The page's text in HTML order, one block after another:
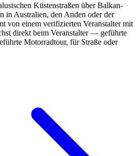
Küstenstraßen über Balkan-
in Australien, den Anden oder der
von einem verifizierten Veranstalter mit
direkt beim Veranstalter — geführte
Motorradtour, für Straße oder